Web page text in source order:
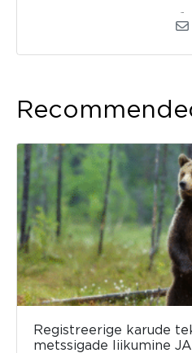
Registreerige karude
metssigade liikumine